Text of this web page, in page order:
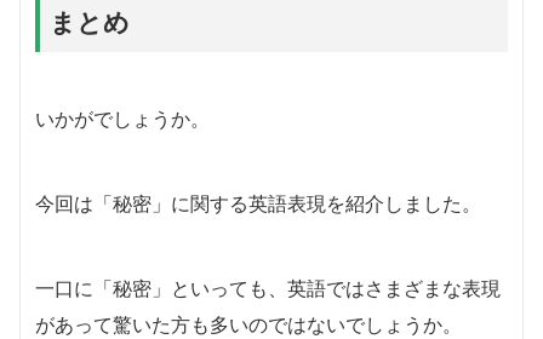
まとめ
いかがでしょうか。
今回は「秘密」に関する英語表現を紹介しました。
一口に「秘密」といっても、英語ではさまざまな表現
があって驚いた方も多いのではないでしょうか。